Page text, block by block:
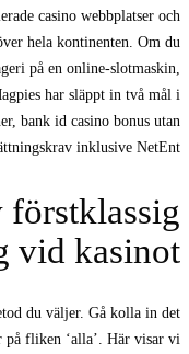
casino webbplatser och
hela kontinenten. Om du
på en online-slotmaskin,
har släppt in två mål i
bank id casino bonus utan
inklusive NetEnt.
förstklassig
vid kasinot
du väljer. Gå kolla in det
på fliken ‘alla’. Här visar vi